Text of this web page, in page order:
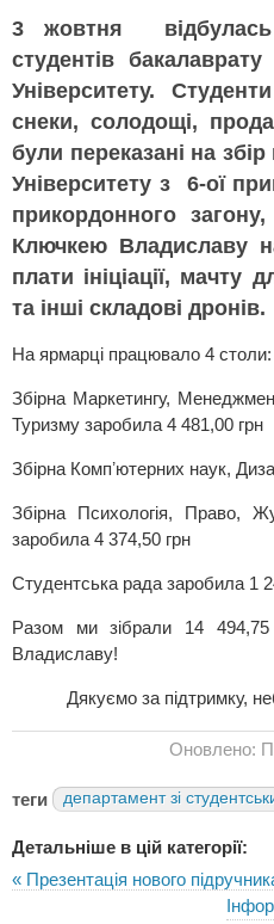
3 жовтня відбулась
студентів
Університету.
снеки, солодощі,
були переказані на
Університету з 6-ої
прикордонного
Ключкею Владиславу
плати ініціації, мачту
та інші складові дронів.
На ярмарці працювало 4 столи:
Збірна Маркетингу,
Туризму заробила 4 481,00 грн
Збірна Компʼютерних наук,
Збірна Психологія, Право,
заробила 4 374,50 грн
Студентська рада заробила 1
Разом ми зібрали 14 494,75
Владиславу!
Дякуємо за підтримку,
Оновлено:
теги департамент зі
Детальніше в цій категорії:
« Презентація нового